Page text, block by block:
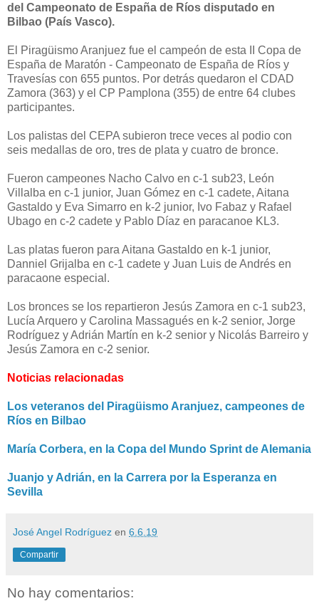
del Campeonato de España de Ríos disputado en
Bilbao (País Vasco).
El Piragüismo Aranjuez fue el campeón de esta II Copa de
España de Maratón - Campeonato de España de Ríos y
Travesías con 655 puntos. Por detrás quedaron el CDAD
Zamora (363) y el CP Pamplona (355) de entre 64 clubes
participantes.
Los palistas del CEPA subieron trece veces al podio con
seis medallas de oro, tres de plata y cuatro de bronce.
Fueron campeones Nacho Calvo en c-1 sub23, León
Villalba en c-1 junior, Juan Gómez en c-1 cadete, Aitana
Gastaldo y Eva Simarro en k-2 junior, Ivo Fabaz y Rafael
Ubago en c-2 cadete y Pablo Díaz en paracanoe KL3.
Las platas fueron para Aitana Gastaldo en k-1 junior,
Danniel Grijalba en c-1 cadete y Juan Luis de Andrés en
paracaone especial.
Los bronces se los repartieron Jesús Zamora en c-1 sub23,
Lucía Arquero y Carolina Massagués en k-2 senior, Jorge
Rodríguez y Adrián Martín en k-2 senior y Nicolás Barreiro y
Jesús Zamora en c-2 senior.
Noticias relacionadas
Los veteranos del Piragüismo Aranjuez, campeones de
Ríos en Bilbao
María Corbera, en la Copa del Mundo Sprint de Alemania
Juanjo y Adrián, en la Carrera por la Esperanza en
Sevilla
José Angel Rodríguez en 6.6.19
Compartir
No hay comentarios: